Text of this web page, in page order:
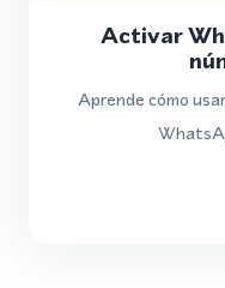
Activar
Aprende cómo